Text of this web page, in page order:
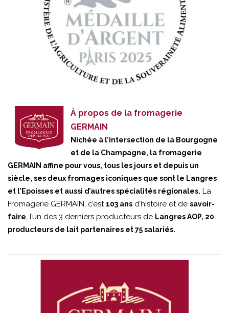
À propos de la fromagerie
GERMAIN
Nichée à l’intersection de la Bourgogne
et de la Champagne, la fromagerie
GERMAIN affine pour vous, tous les jours et depuis un
siècle, ses deux fromages iconiques que sont le Langres
et l’Epoisses et aussi d’autres spécialités régionales. La
Fromagerie GERMAIN, c’est103 ans d’histoire et de savoir-
faire, l’un des 3 derniers producteurs de Langres AOP, 20
producteurs de lait partenaires et 75 salariés.